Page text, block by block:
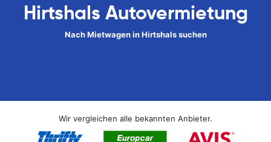
Hirtshals Autovermietung
Nach Mietwagen in Hirtshals suchen
Wir vergleichen alle bekannten Anbieter.